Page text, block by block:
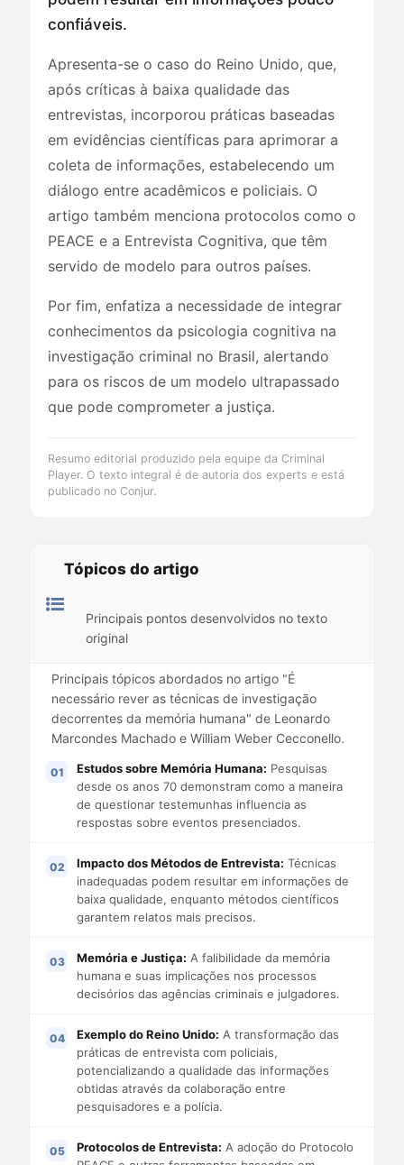
confiáveis.
Apresenta-se o caso do Reino Unido, que,
após críticas à baixa qualidade das
entrevistas, incorporou práticas baseadas
em evidências científicas para aprimorar a
coleta de informações, estabelecendo um
diálogo entre acadêmicos e policiais. O
artigo também menciona protocolos como o
PEACE e a Entrevista Cognitiva, que têm
servido de modelo para outros países.
Por fim, enfatiza a necessidade de integrar
conhecimentos da psicologia cognitiva na
investigação criminal no Brasil, alertando
para os riscos de um modelo ultrapassado
que pode comprometer a justiça.
Resumo editorial produzido pela equipe da Criminal
Player. O texto integral é de autoria dos experts e está
publicado no Conjur.
Tópicos do artigo
Principais pontos desenvolvidos no texto
original
Principais tópicos abordados no artigo "É
necessário rever as técnicas de investigação
decorrentes da memória humana" de Leonardo
Marcondes Machado e William Weber Cecconello.
Estudos sobre Memória Humana: Pesquisas
desde os anos 70 demonstram como a maneira
de questionar testemunhas influencia as
respostas sobre eventos presenciados.
Impacto dos Métodos de Entrevista: Técnicas
inadequadas podem resultar em informações de
baixa qualidade, enquanto métodos científicos
garantem relatos mais precisos.
Memória e Justiça: A falibilidade da memória
humana e suas implicações nos processos
decisórios das agências criminais e julgadores.
Exemplo do Reino Unido: A transformação das
práticas de entrevista com policiais,
potencializando a qualidade das informações
obtidas através da colaboração entre
pesquisadores e a polícia.
Protocolos de Entrevista: A adoção do Protocolo